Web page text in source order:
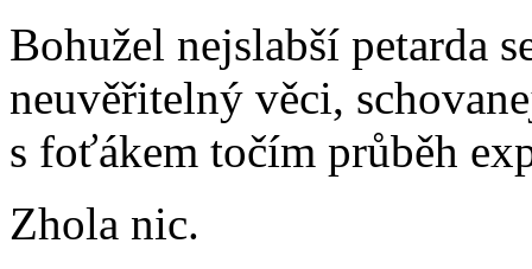
Bohužel nejslabší petarda
neuvěřitelný věci,
s foťákem točím průběh
Zhola nic.